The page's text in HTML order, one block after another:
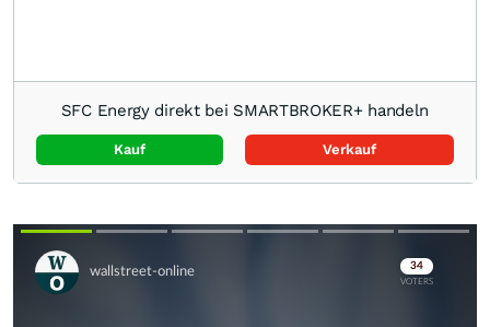
SFC Energy direkt bei SMARTBROKER+ handeln
Kauf Verkauf
Skip